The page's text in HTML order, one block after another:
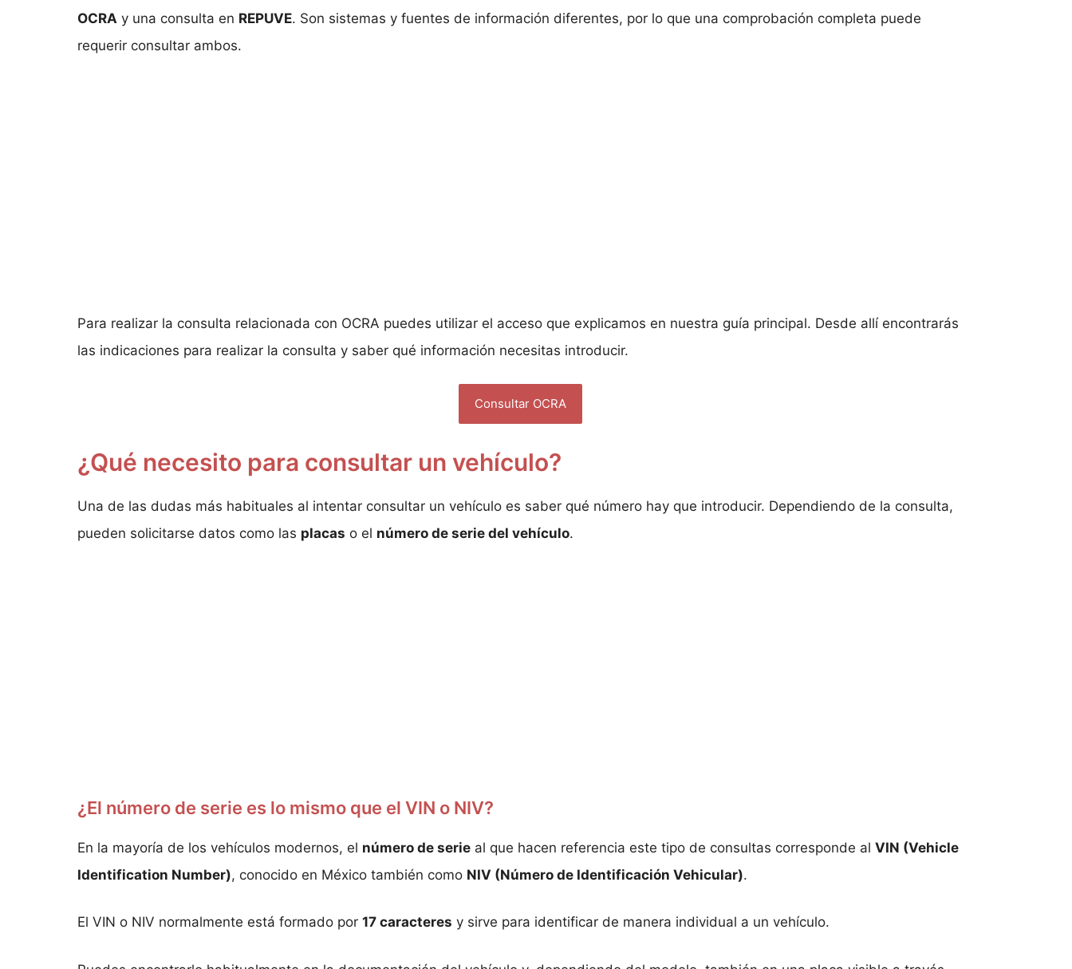
OCRA y una consulta en REPUVE. Son sistemas y fuentes de información diferentes, por lo que una comprobación completa puede
requerir consultar ambos.
Para realizar la consulta relacionada con OCRA puedes utilizar el acceso que explicamos en nuestra guía principal. Desde allí encontrarás
las indicaciones para realizar la consulta y saber qué información necesitas introducir.
Consultar OCRA
¿Qué necesito para consultar un vehículo?
Una de las dudas más habituales al intentar consultar un vehículo es saber qué número hay que introducir. Dependiendo de la consulta,
pueden solicitarse datos como las placas o el número de serie del vehículo.
¿El número de serie es lo mismo que el VIN o NIV?
En la mayoría de los vehículos modernos, el número de serie al que hacen referencia este tipo de consultas corresponde al VIN (Vehicle
Identification Number), conocido en México también como NIV (Número de Identificación Vehicular).
El VIN o NIV normalmente está formado por 17 caracteres y sirve para identificar de manera individual a un vehículo.